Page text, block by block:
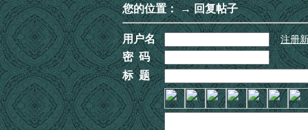
您的位置：→ 回复帖子
用户名 注册
密 码
标 题